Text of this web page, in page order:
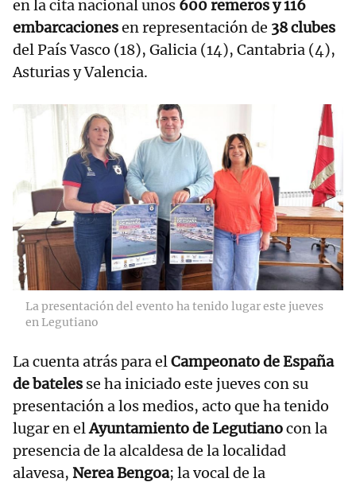
en la cita nacional unos 600 remeros y 116
embarcacionesen representación de 38 clubes
del País Vasco (18), Galicia (14), Cantabria (4),
Asturias y Valencia.
La presentación del evento ha tenido lugar este jueves
en Legutiano
La cuenta atrás para elCampeonato de España
de bateles se ha iniciado este jueves con su
presentación a los medios, acto que ha tenido
lugar en elAyuntamiento de Legutianocon la
presencia de la alcaldesa de la localidad
alavesa, Nerea Bengoa; la vocal de la